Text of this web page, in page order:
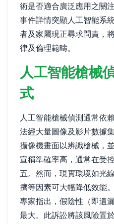
術是否適合廣泛應用之關注
事件詳情突顯人工智能系
者及家屬現正尋求問責，
律及倫理範疇。
人工智能槍械
式
人工智能槍械偵測通常依
法經大量圖像及影片數據
攝像機畫面以辨識槍械，
宣稱準確率高，通常在受
五。然而，現實環境如光
擠等因素可大幅降低效能。
專家指出，假陰性（即遺
最大。此訴訟將該風險置